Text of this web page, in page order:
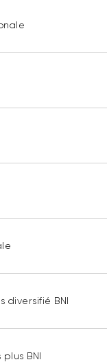
diversifié BNI
BNI